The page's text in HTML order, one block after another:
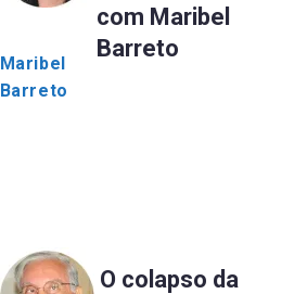
Maribel
Barreto
com Maribel
Barreto
O colapso da